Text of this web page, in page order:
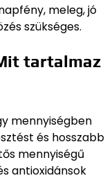
meleg, jó
szükséges.
tartalmaz
mennyiségben
és hosszabb
mennyiségű
antioxidánsok